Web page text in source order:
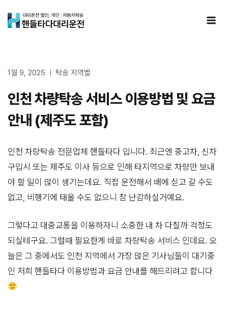
1월 9, 2025 탁송 지역별
인천 차량탁송 서비스 이용방법 및 요금
안내 (제주도 포함)
인천 차량탁송 전문업체 핸들타다 입니다. 최근엔 중고차, 신차
구입시 또는 제주도 이사 등으로 인해 타지역으로 차량만 보내
야 할 일이 많이 생기는데요. 직접 운전해서 배에 싣고 갈 수도
없고, 비행기에 태울 수도 없으니 참 난감하실거예요.
그렇다고 대중교통을 이용하자니 소중한 내 차 다칠까 걱정도
되실테구요. 그럴때 필요한게 바로 차량탁송 서비스 인데요. 오
늘은 그 중에서도 인천 지역에서 가장 많은 기사님들이 대기중
인 저희 핸들타다 이용방법과 요금 안내를 해드리려고 합니다